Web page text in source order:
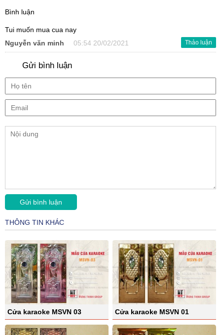
Bình luận
Tui muốn mua cua nay
Nguyễn văn minh
05:54 20/02/2021 Thảo luận
Gửi bình luận
THÔNG TIN KHÁC
Cửa karaoke MSVN 03 Cửa karaoke MSVN 01